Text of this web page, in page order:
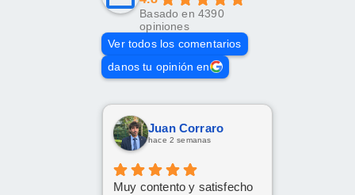
Basado en 4390
opiniones
Ver todos los comentarios
danos tu opinión en
Juan Corraro
hace 2 semanas
Muy contento y satisfecho